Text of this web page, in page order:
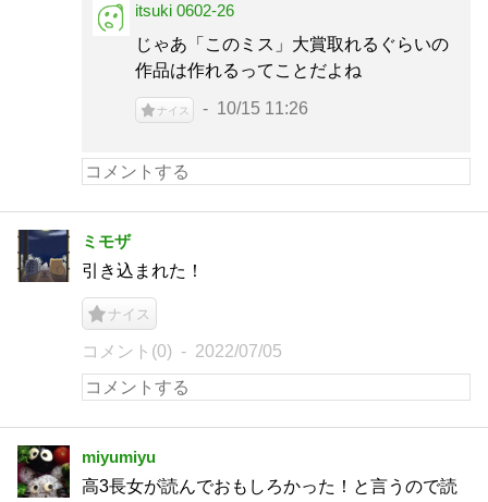
itsuki 0602-26
じゃあ「このミス」大賞取れるぐらいの
作品は作れるってことだよね
ナイス 10/15 11:26
ミモザ
引き込まれた！
ナイス
コメント(0) 2022/07/05
miyumiyu
高3長女が読んでおもしろかった！と言うので読